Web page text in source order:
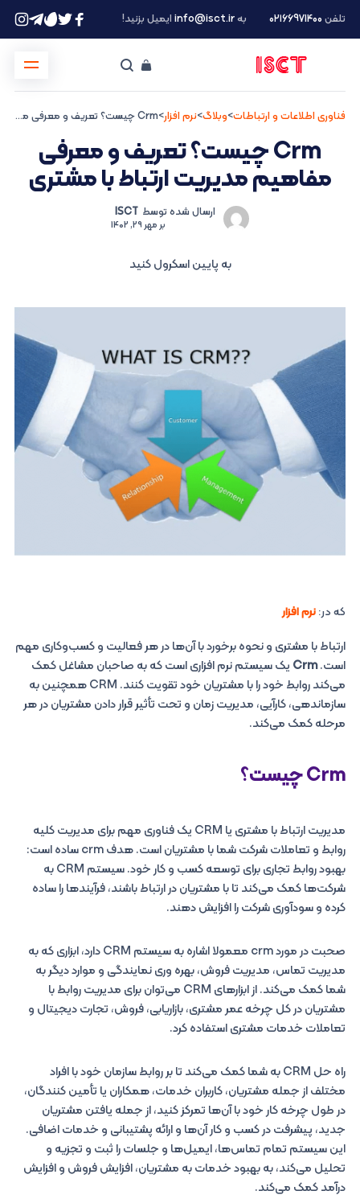
تلفن ۰۲۱66971400 بهinfo@isct.irایمیل بزنید!
فناوری اطلاعات و ارتباطات>وبلاگ>نرم افزار> Crm چیست؟ تعریف و معرفی مفاهیم مدیریت ارتباط با مشتری
Crm چیست؟ تعریف و معرفی
مفاهیم مدیریت ارتباط با مشتری
ارسال شده توسط ISCT
برمهر 29, 1402
به پایین اسکرول کنید
که در:نرم افزار
ارتباط با مشتری و نحوه برخورد با آن‌ها در هر فعالیت و کسب‌وکاری مهم
است.Crm یک سیستم نرم افزاری است که به صاحبان مشاغل کمک
می‌کند روابط خود را با مشتریان خود تقویت کنند.‌ CRM همچنین به
سازماندهی، کارآیی، مدیریت زمان و تحت تأثیر قرار دادن مشتریان در هر
مرحله کمک می‌کند.
Crm چیست؟
مدیریت ارتباط با مشتری یا CRM یک فناوری مهم برای مدیریت کلیه
روابط و تعاملات شرکت شما با مشتریان است. هدف crm ساده است:
بهبود روابط تجاری برای توسعه کسب و کار خود. سیستم CRM به
شرکت‌ها کمک می‌کند تا با مشتریان در ارتباط باشند، فرآیندها را ساده
کرده و سودآوری شرکت را افزایش دهند.
صحبت در مورد crm معمولا اشاره به سیستم CRM دارد، ابزاری که به
مدیریت تماس، مدیریت فروش، بهره وری نمایندگی و موارد دیگر به
شما کمک می‌کند. از ابزارهای CRM می‌توان برای مدیریت روابط با
مشتریان در کل چرخه عمر مشتری، بازاریابی، فروش، تجارت دیجیتال و
تعاملات خدمات مشتری استفاده کرد.
راه حل CRM به شما کمک می‌کند تا بر روابط سازمان خود با افراد
مختلف از جمله مشتریان، کاربران خدمات، همکاران یا تأمین کنندگان،
در طول چرخه کار خود با آن‌ها تمرکز کنید، از جمله یافتن مشتریان
جدید، پیشرفت در کسب و کار آن‌ها و ارائه پشتیبانی و خدمات اضافی.
این سیستم تمام تماس‌ها، ایمیل‌ها و جلسات را ثبت و تجزیه و
تحلیل می‌کند، به بهبود خدمات به مشتریان، افزایش فروش و افزایش
درآمد کمک می‌کند.